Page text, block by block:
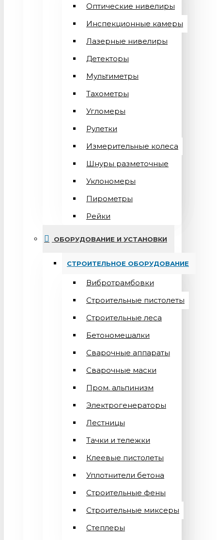
Оптические нивелиры
Инспекционные камеры
Лазерные нивелиры
Детекторы
Мультиметры
Тахометры
Угломеры
Рулетки
Измерительные колеса
Шнуры разметочные
Уклономеры
Пирометры
Рейки
ОБОРУДОВАНИЕ И УСТАНОВКИ
СТРОИТЕЛЬНОЕ ОБОРУДОВАНИЕ
Вибротрамбовки
Строительные пистолеты
Строительные леса
Бетономешалки
Сварочные аппараты
Cварочные маски
Пром. альпинизм
Электрогенераторы
Лестницы
Тачки и тележки
Клеевые пистолеты
Уплотнители бетона
Строительные фены
Строительные миксеры
Степлеры